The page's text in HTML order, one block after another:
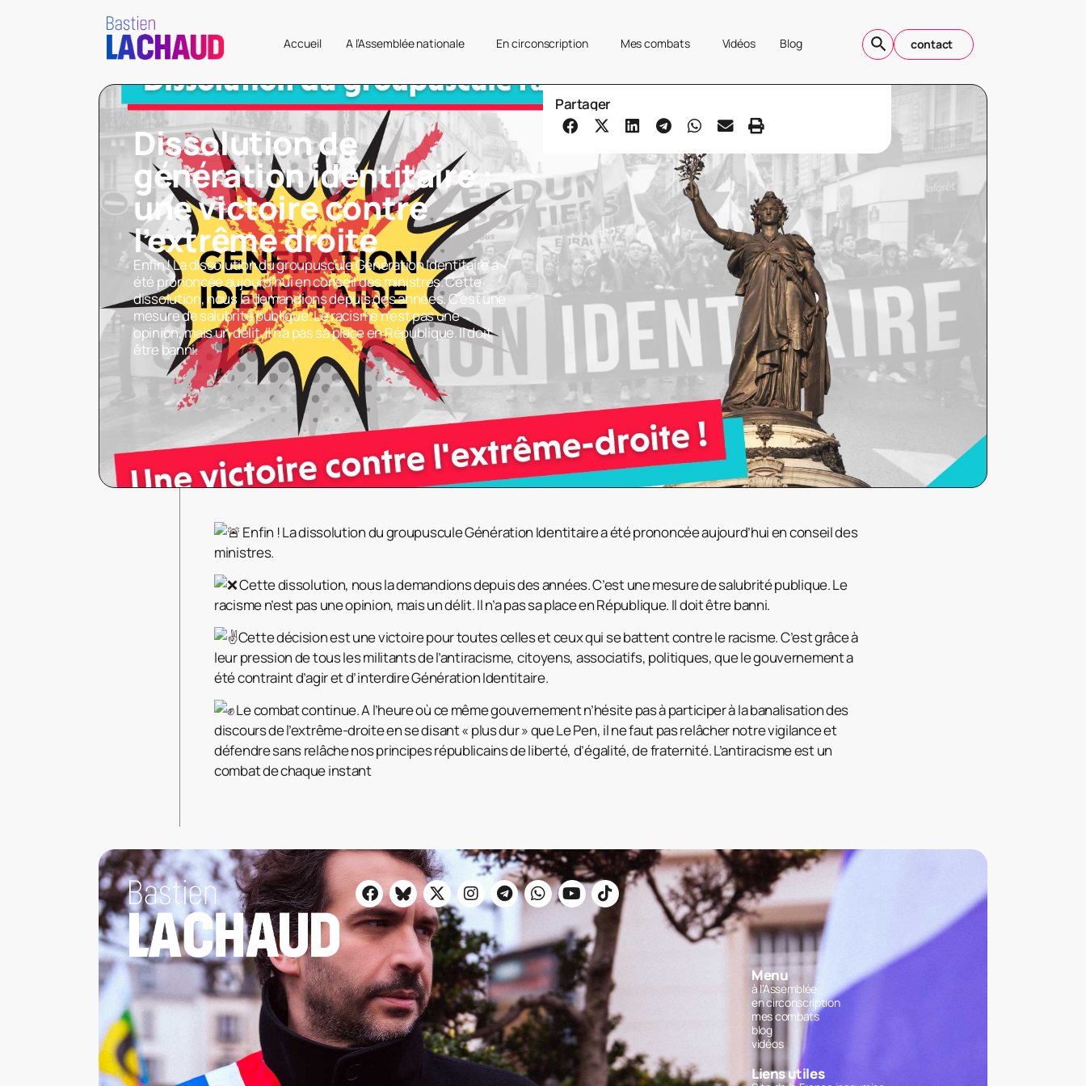
Accueil A l’Assemblée nationale En circonscription Mes combats Vidéos Blog contact
Dissolution de
génération identitaire :
une victoire contre
l’extrême droite
Enfin ! La dissolution du groupuscule Génération Identitaire a
été prononcée aujourd’hui en conseil des ministres. Cette
dissolution, nous la demandions depuis des années. C’est une
mesure de salubrité publique. Le racisme n’est pas une
opinion, mais un délit. Il n’a pas sa place en République. Il doit
être banni.
Partager
Enfin ! La dissolution du groupuscule Génération Identitaire a été prononcée aujourd’hui en conseil des
ministres.
Cette dissolution, nous la demandions depuis des années. C’est une mesure de salubrité publique. Le
racisme n’est pas une opinion, mais un délit. Il n’a pas sa place en République. Il doit être banni.
Cette décision est une victoire pour toutes celles et ceux qui se battent contre le racisme. C’est grâce à
leur pression de tous les militants de l’antiracisme, citoyens, associatifs, politiques, que le gouvernement a
été contraint d’agir et d’interdire Génération Identitaire.
Le combat continue. A l’heure où ce même gouvernement n’hésite pas à participer à la banalisation des
discours de l’extrême-droite en se disant « plus dur » que Le Pen, il ne faut pas relâcher notre vigilance et
défendre sans relâche nos principes républicains de liberté, d’égalité, de fraternité. L’antiracisme est un
combat de chaque instant
Menu
à l'Assemblée
en circonscription
mes combats
blog
vidéos
Liens utiles